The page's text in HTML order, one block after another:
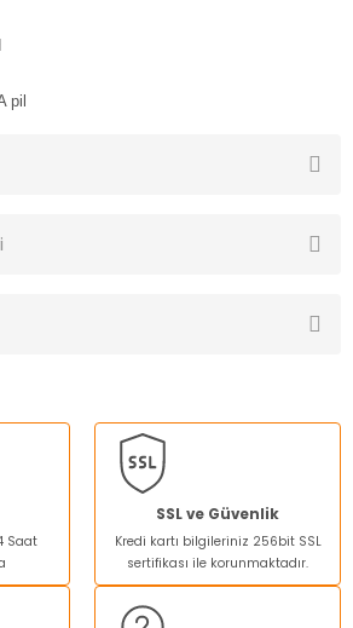
pil
teşekkür ederiz.
bozuk veya görüntülenemiyor.
eksik bilgiler bulunuyor.
bulunuyor.
daha pahalı.
Saat
SSL ve Güvenlik
Kredi kartı bilgileriniz 256bit SSL
sertifikası ile korunmaktadır.